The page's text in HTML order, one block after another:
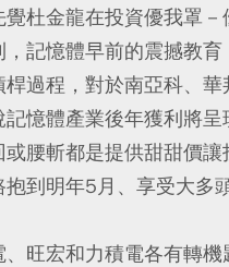
覺杜金龍在投資優我罩－
，記憶體早前的震撼教育
過程，對於南亞科、華
憶體產業後年獲利將呈
或腰斬都是提供甜甜價讓
到明年5月、享受大多
、旺宏和力積電各有轉